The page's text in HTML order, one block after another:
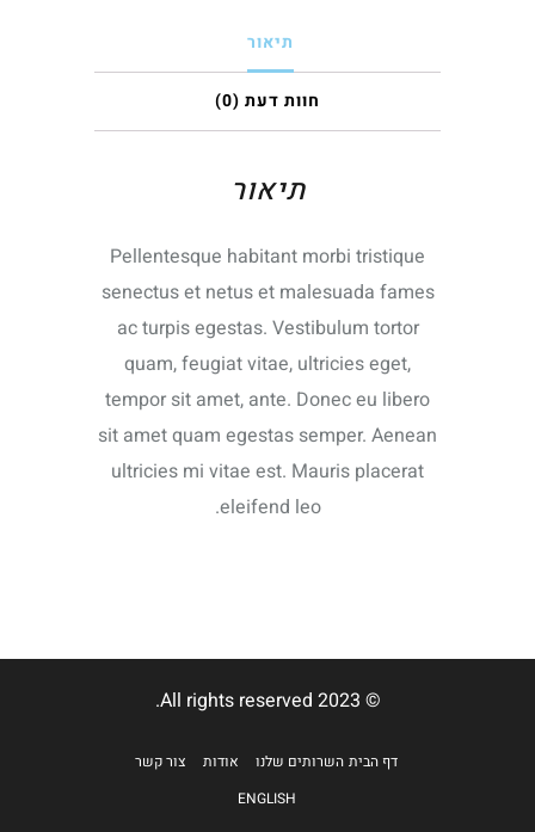
תיאור
חוות דעת (0)
תיאור
Pellentesque habitant morbi tristique
senectus et netus et malesuada fames
ac turpis egestas. Vestibulum tortor
quam, feugiat vitae, ultricies eget,
tempor sit amet, ante. Donec eu libero
sit amet quam egestas semper. Aenean
ultricies mi vitae est. Mauris placerat
eleifend leo.
© 2023 All rights reserved.
דף הבית השרותים שלנו אודות
צור קשר
ENGLISH